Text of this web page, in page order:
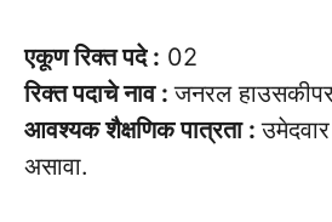
एकूण रिक्त पदे : 02
रिक्त पदाचे नाव :जनरल
आवश्यक शैक्षणिक पात्रता :उमेदवार
असावा.